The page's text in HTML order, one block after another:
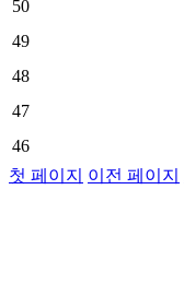
50
49
48
47
46
첫 페이지
이전 페이지